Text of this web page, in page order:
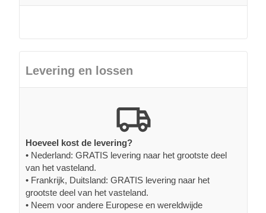
Levering en lossen
Hoeveel kost de levering?
• Nederland: GRATIS levering naar het grootste deel
van het vasteland.
• Frankrijk, Duitsland: GRATIS levering naar het
grootste deel van het vasteland.
• Neem voor andere Europese en wereldwijde